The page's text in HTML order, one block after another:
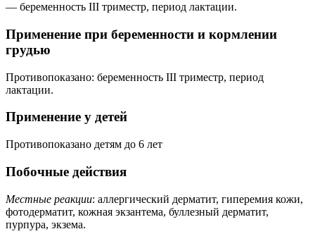
— беременность III триместр, период лактации.
Применение при беременности и кормлении
грудью
Противопоказано: беременность III триместр, период
лактации.
Применение у детей
Противопоказано детям до 6 лет
Побочные действия
Местные реакции: аллергический дерматит, гиперемия кожи,
фотодерматит, кожная экзантема, буллезный дерматит,
пурпура, экзема.